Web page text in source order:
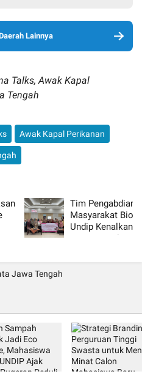
Lainnya
Talks, Awak Kapal
Tengah
Awak Kapal Perikanan
Tim Pengabdian
Masyarakat
Undip Kenalkan
Pewarna Tekstil